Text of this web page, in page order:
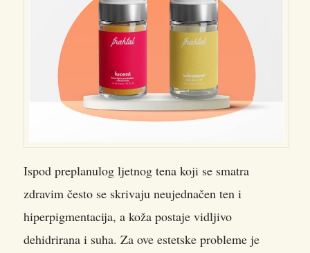
Ispod preplanulog ljetnog tena koji se smatra
zdravim često se skrivaju neujednačen ten i
hiperpigmentacija, a koža postaje vidljivo
dehidrirana i suha. Za ove estetske probleme je